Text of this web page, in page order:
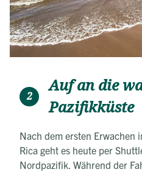
2
Auf an die
Pazifikküste
Nach dem ersten Erwachen
Rica geht es heute per
Nordpazifik. Während der